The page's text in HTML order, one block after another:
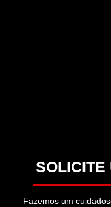
SOLICITE
Fazemos um